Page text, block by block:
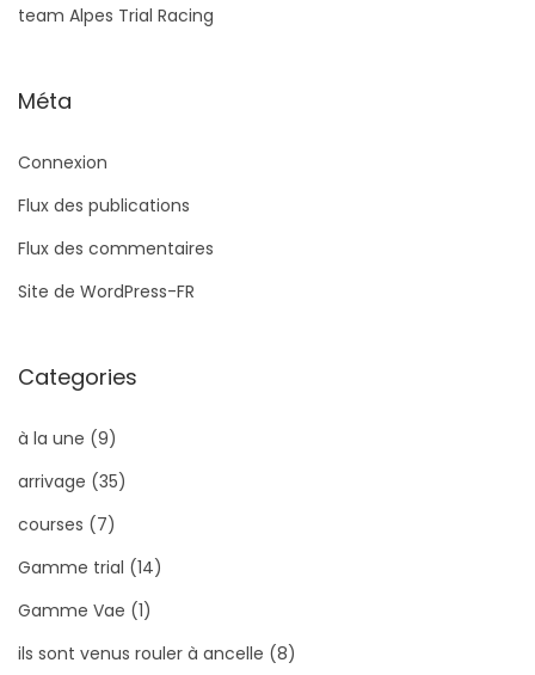
team Alpes Trial Racing
Méta
Connexion
Flux des publications
Flux des commentaires
Site de WordPress-FR
Categories
à la une (9)
arrivage (35)
courses (7)
Gamme trial (14)
Gamme Vae (1)
ils sont venus rouler à ancelle (8)